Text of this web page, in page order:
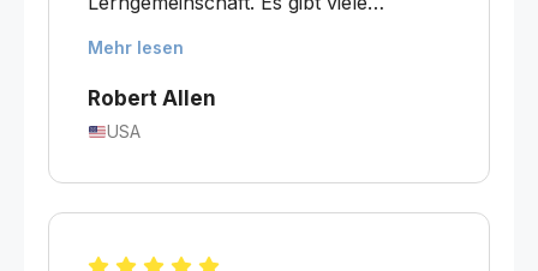
kleinen Gruppengrößen ermöglichen
ein hohes Maß an persönlicher
wunderbare Schule für Lernende aller
Niveaus!"
Mehr lesen
Robert Allen
USA